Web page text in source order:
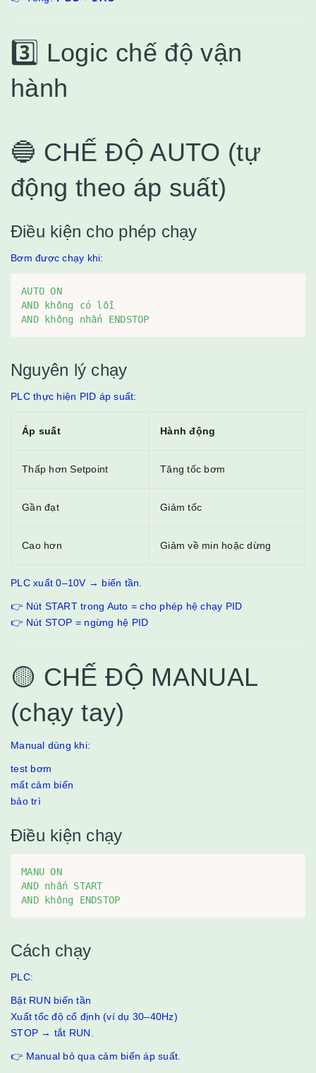
3️⃣ Logic chế độ vận
hành
🔵 CHẾ ĐỘ AUTO (tự
động theo áp suất)
Điều kiện cho phép chạy
Bơm được chạy khi:
AUTO ON
AND không có lỗi
AND không nhấn ENDSTOP
Nguyên lý chạy
PLC thực hiện PID áp suất:
Áp suất Hành động
Thấp hơn Setpoint Tăng tốc bơm
Gần đạt Giảm tốc
Cao hơn Giảm về min hoặc dừng
PLC xuất 0–10V → biến tần.
👉 Nút START trong Auto = cho phép hệ chạy PID
👉 Nút STOP = ngừng hệ PID
🟡 CHẾ ĐỘ MANUAL
(chạy tay)
Manual dùng khi:
test bơm
mất cảm biến
bảo trì
Điều kiện chạy
MANU ON
AND nhấn START
AND không ENDSTOP
Cách chạy
PLC:
Bật RUN biến tần
Xuất tốc độ cố định (ví dụ 30–40Hz)
STOP → tắt RUN.
👉 Manual bỏ qua cảm biến áp suất.